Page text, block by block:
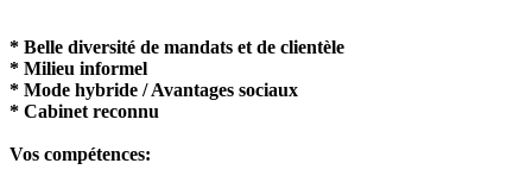
* Belle diversité de mandats et de clientèle
* Milieu informel
* Mode hybride / Avantages sociaux
* Cabinet reconnu
Vos compétences: